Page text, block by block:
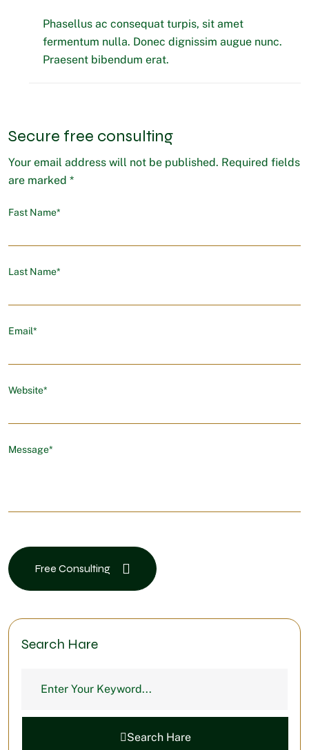
Search Hare
Search Hare
Phasellus ac consequat turpis, sit amet
fermentum nulla. Donec dignissim augue nunc.
Praesent bibendum erat.
Secure free consulting
Your email address will not be published. Required fields
are marked *
Fast Name*
Last Name*
Email*
Website*
Message*
Free Consulting